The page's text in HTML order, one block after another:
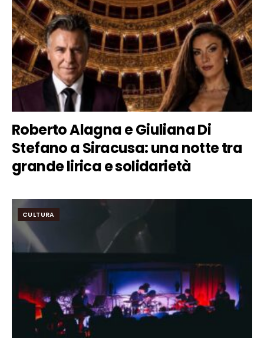
Roberto Alagna e Giuliana Di
Stefano a Siracusa: una notte tra
grande lirica e solidarietà
CULTURA